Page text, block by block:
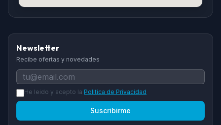
Newsletter
Recibe ofertas y novedades
He leido y acepto la Politica de Privacidad
Suscribirme